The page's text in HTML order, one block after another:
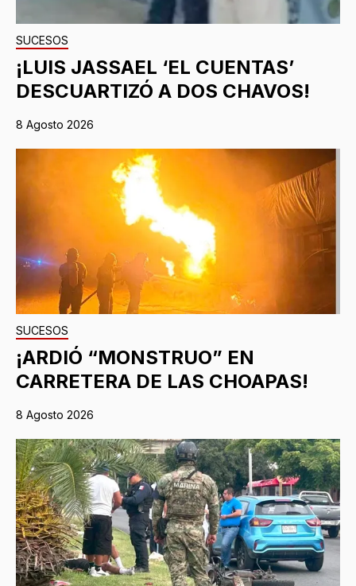
SUCESOS
¡LUIS JASSAEL ‘EL CUENTAS’
DESCUARTIZÓ A DOS CHAVOS!
8 Agosto 2026
SUCESOS
¡ARDIÓ “MONSTRUO” EN
CARRETERA DE LAS CHOAPAS!
8 Agosto 2026